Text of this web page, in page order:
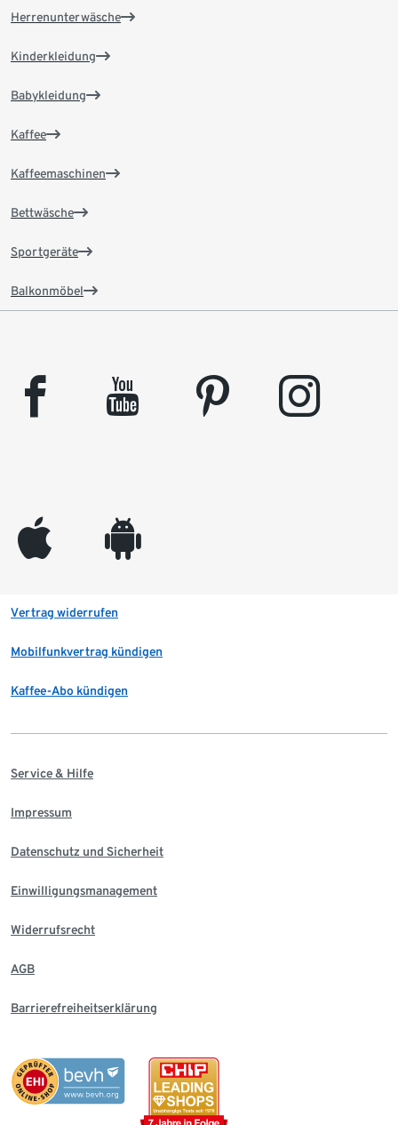
Herrenunterwäsche
Kinderkleidung
Babykleidung
Kaffee
Kaffeemaschinen
Bettwäsche
Sportgeräte
Balkonmöbel
facebook youtube pinterest instagram
appleinc android
Vertrag widerrufen
Mobilfunkvertrag kündigen
Kaffee-Abo kündigen
Service & Hilfe
Impressum
Datenschutz und Sicherheit
Einwilligungsmanagement
Widerrufsrecht
AGB
Barrierefreiheitserklärung